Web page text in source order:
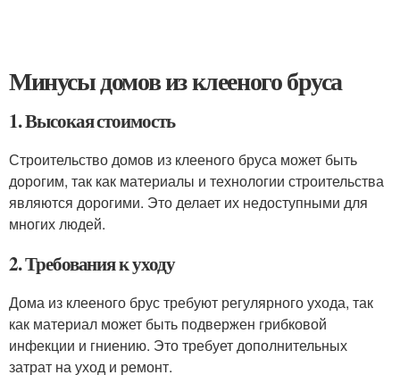
Минусы домов из клееного бруса
1. Высокая стоимость
Строительство домов из клееного бруса может быть
дорогим, так как материалы и технологии строительства
являются дорогими. Это делает их недоступными для
многих людей.
2. Требования к уходу
Дома из клееного брус требуют регулярного ухода, так
как материал может быть подвержен грибковой
инфекции и гниению. Это требует дополнительных
затрат на уход и ремонт.